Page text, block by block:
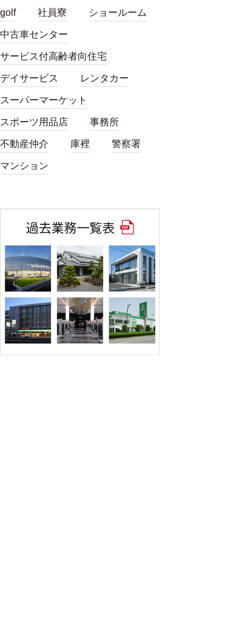
golf 社員寮 ショールーム
中古車センター
サービス付高齢者向住宅
デイサービス レンタカー
スーパーマーケット
スポーツ用品店 事務所
不動産仲介 庫裡 警察署
マンション